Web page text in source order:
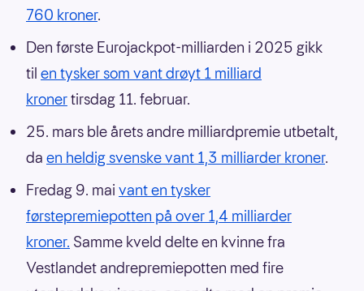
760 kroner.
Den første Eurojackpot-milliarden i 2025 gikk
til en tysker som vant drøyt 1 milliard
kronertirsdag 11. februar.
25. mars ble årets andre milliardpremie utbetalt,
da en heldig svenske vant 1,3 milliarder kroner.
Fredag 9. mai vant en tysker
førstepremiepotten på over 1,4 milliarder
kroner. Samme kveld delte en kvinne fra
Vestlandet andrepremiepotten med fire